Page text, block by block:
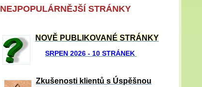
NEJPOPULÁRNĚJŠÍ STRÁNKY
NOVĚ PUBLIKOVANÉ STRÁNKY
SRPEN 2026 - 10 STRÁNEK
Zkušenosti klientů s Úspěšnou